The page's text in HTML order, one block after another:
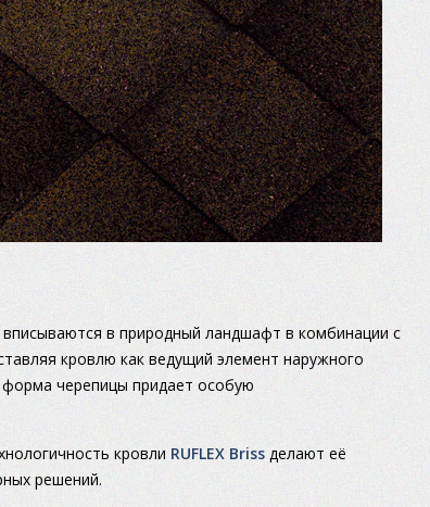
в природный ландшафт в комбинации с
кровлю как ведущий элемент наружного
черепицы придает особую
кровли RUFLEX Briss делают её
решений.